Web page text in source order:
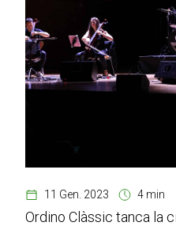
11 Gen. 2023 4 min
Ordino Clàssic tanca la